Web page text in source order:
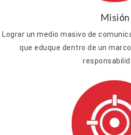
Misión
Lograr un medio masivo de
que eduque dentro de un